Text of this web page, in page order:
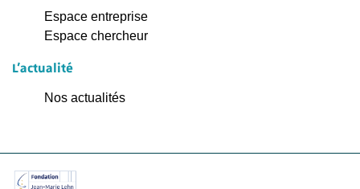
Espace entreprise
Espace chercheur
L'actualité
Nos actualités